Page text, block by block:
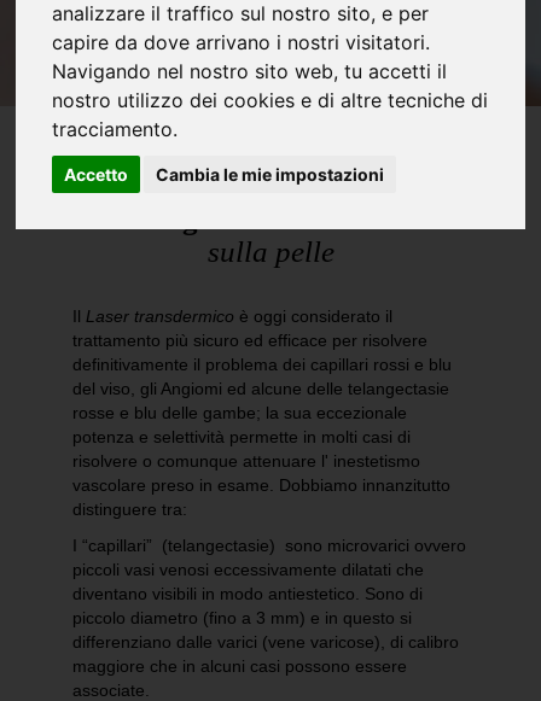
analizzare il traffico sul nostro sito, e per
capire da dove arrivano i nostri visitatori.
Navigando nel nostro sito web, tu accetti il
nostro utilizzo dei cookies e di altre tecniche di
tracciamento.
Accetto Cambia le mie impostazioni
sulla pelle
Il Laser transdermico è oggi considerato il
trattamento più sicuro ed efficace per risolvere
definitivamente il problema dei capillari rossi e blu
del viso, gli Angiomi ed alcune delle telangectasie
rosse e blu delle gambe; la sua eccezionale
potenza e selettività permette in molti casi di
risolvere o comunque attenuare l' inestetismo
vascolare preso in esame. Dobbiamo innanzitutto
distinguere tra:
I “capillari” (telangectasie) sono microvarici ovvero
piccoli vasi venosi eccessivamente dilatati che
diventano visibili in modo antiestetico. Sono di
piccolo diametro (fino a 3 mm) e in questo si
differenziano dalle varici (vene varicose), di calibro
maggiore che in alcuni casi possono essere
associate.